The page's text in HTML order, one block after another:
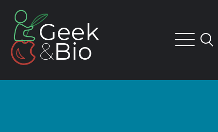
content
Geek
&Bio